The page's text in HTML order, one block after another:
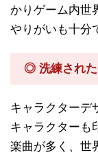
かりゲーム内世
やりがいも十分
◎ 洗練された
キャラクターデ
キャラクターも
楽曲が多く、世